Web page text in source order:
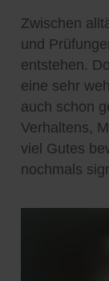
Zwischen
und
entstehen.
eine sehr
auch schon
Verhaltens,
viel Gutes
nochmals